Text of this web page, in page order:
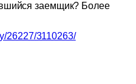
заемщик? Более
26227/3110263/